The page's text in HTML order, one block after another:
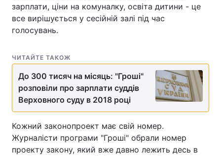
Економіка Світ
Спорт
Техно і зв'язок
Зброя Інциденти
Здоров'я Туризм
Екологія Регіони
зарплати, ціни на комуналку, освіта дитини - це
все вирішується у сесійній залі під час
голосувань.
ЧИТАЙТЕ ТАКОЖ
До 300 тисяч на місяць: "Гроші"
розповіли про зарплати суддів
Верховного суду в 2018 році
Кожний законопроект має свій номер.
Журналісти програми "Гроші" обрали номер
проекту закону, який вже давно лежить десь в